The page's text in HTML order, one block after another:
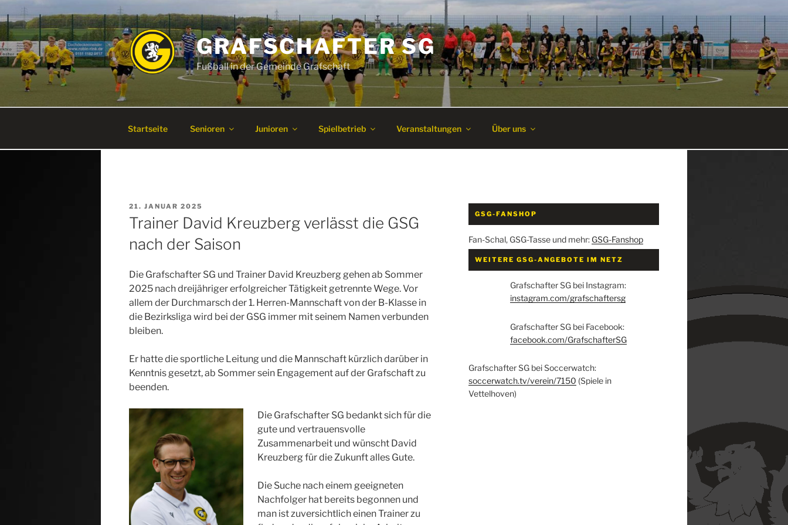
Inhalt
springen
GRAFSCHAFTER SG
Fußball in der Gemeinde Grafschaft
Startseite Senioren Junioren Spielbetrieb Veranstaltungen Über uns
VERÖFFENTLICHT
AM
21. JANUAR 2025
Trainer David Kreuzberg verlässt die GSG
nach der Saison
Die Grafschafter SG und Trainer David Kreuzberg gehen ab Sommer
2025 nach dreijähriger erfolgreicher Tätigkeit getrennte Wege. Vor
allem der Durchmarsch der 1. Herren-Mannschaft von der B-Klasse in
die Bezirksliga wird bei der GSG immer mit seinem Namen verbunden
bleiben.
Er hatte die sportliche Leitung und die Mannschaft kürzlich darüber in
Kenntnis gesetzt, ab Sommer sein Engagement auf der Grafschaft zu
beenden.
Die Grafschafter SG bedankt sich für die
gute und vertrauensvolle
Zusammenarbeit und wünscht David
Kreuzberg für die Zukunft alles Gute.
Die Suche nach einem geeigneten
Nachfolger hat bereits begonnen und
man ist zuversichtlich einen Trainer zu
GSG-FANSHOP
Fan-Schal, GSG-Tasse und mehr: GSG-Fanshop
WEITERE GSG-ANGEBOTE IM NETZ
Grafschafter SG bei Instagram:
instagram.com/grafschaftersg
Grafschafter SG bei Facebook:
facebook.com/GrafschafterSG
Grafschafter SG bei Soccerwatch:
soccerwatch.tv/verein/7150 (Spiele in
Vettelhoven)